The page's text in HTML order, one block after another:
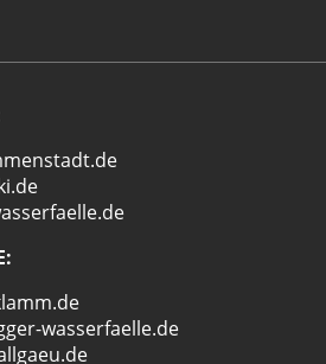
wasserfaelle.de